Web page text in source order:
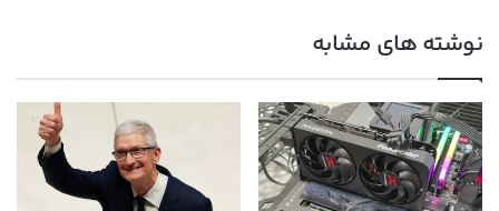
نوشته های مشابه